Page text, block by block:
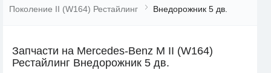
Поколение II (W164) Рестайлинг
Внедорожник 5 дв.
Запчасти на Mercedes-Benz M II (W164)
Рестайлинг Внедорожник 5 дв.